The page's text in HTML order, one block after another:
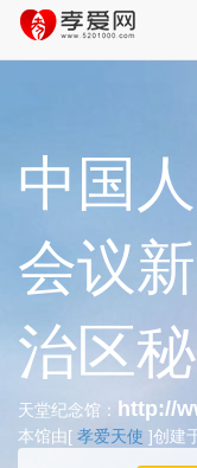
中国
会议
治区
天堂纪念馆： http://
本馆由[ 孝爱天使 ]创建